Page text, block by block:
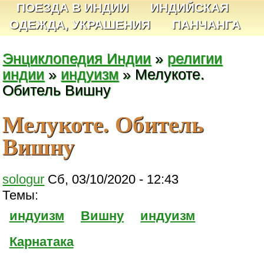
ПОЕЗДА В ИНДИИ
ИНДИЙСКАЯ
ОДЕЖДА, УКРАШЕНИЯ
ПАНЧАНГА
Энциклопедия Индии » религии
индии » индуизм » Мелукоте.
Обитель Вишну
Мелукоте. Обитель
Вишну
sologur Сб, 03/10/2020 - 12:43
Темы:
индуизм
Вишну
индуизм
Карнатака